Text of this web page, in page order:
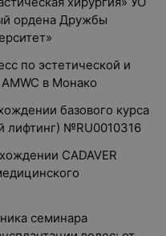
ордена Дружбы
по эстетической и
в Монако
базового курса
лифтинг) №RU0010316
CADAVER
семинара